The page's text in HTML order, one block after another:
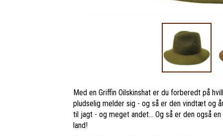
Med en Griffin Oilskinshat er du forberedt på
pludselig melder sig - og så er den vindtæt og
til jagt - og meget andet... Og så er den også
land!